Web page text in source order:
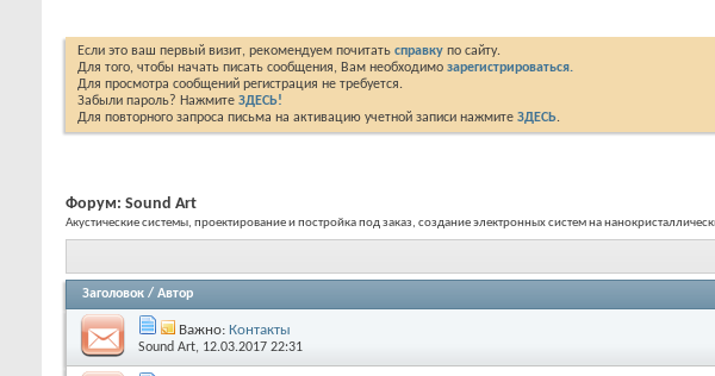
Если это ваш первый визит, рекомендуем почитать справку по сайту.
Для того, чтобы начать писать сообщения, Вам необходимо зарегистрироваться.
Для просмотра сообщений регистрация не требуется.
Забыли пароль? Нажмите ЗДЕСЬ!
Для повторного запроса письма на активацию учетной записи нажмите ЗДЕСЬ.
Форум: Sound Art
Акустические системы, проектирование и постройка под заказ, создание электронных систем на
Заголовок / Автор
Важно: Контакты
Sound Art, 12.03.2017 22:31